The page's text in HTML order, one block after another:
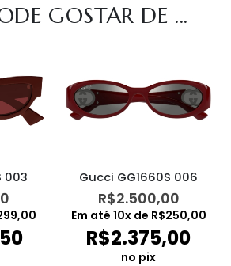
GOSTAR DE ...
003 Gucci GG1660S 006
R$2.500,00
Em até 10x de R$250,00
R$2.375,00
no pix